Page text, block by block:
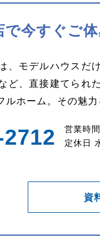
で今すぐご
、モデルハウスだ
ど、直接建てられ
ホーム。その魅
営業時
定休日
資